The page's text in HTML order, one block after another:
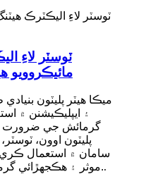
ٽوسٽر لاءِ
مائيڪروويو
ميڪا هيٽر پليٽون
۽ ايپليڪيشنن ۾
گرمائش جي ضرورت
پليٽون اوون،
سامان ۾ استعمال
موثر ۽ هڪجهڙائي گرمي مهيا ڪري سگهجي..